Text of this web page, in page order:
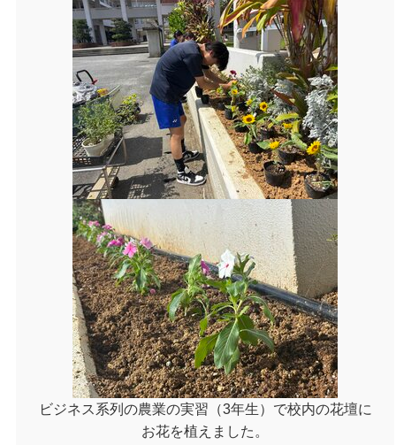
ビジネス系列の農業の実習（3年生）で校内の花壇に
お花を植えました。